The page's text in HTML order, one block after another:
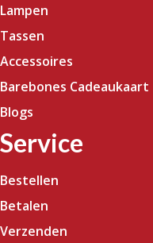
Lampen
Tassen
Accessoires
Barebones Cadeaukaart
Blogs
Service
Bestellen
Betalen
Verzenden